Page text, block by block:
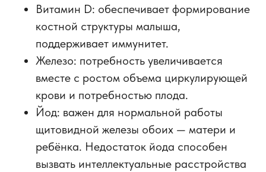
Витамин D: обеспечивает формирование
костной структуры малыша,
поддерживает иммунитет.
Железо: потребность увеличивается
вместе с ростом объема циркулирующей
крови и потребностью плода.
Йод: важен для нормальной работы
щитовидной железы обоих — матери и
ребёнка. Недостаток йода способен
вызвать интеллектуальные расстройства